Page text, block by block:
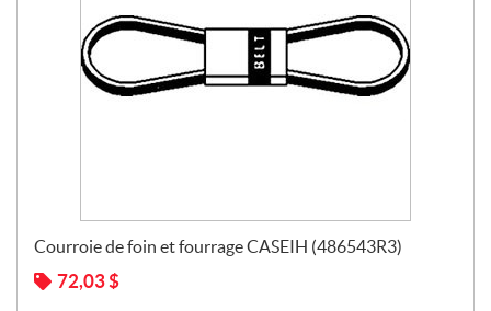
Courroie de foin et fourrage CASEIH (486543R3)
72,03$